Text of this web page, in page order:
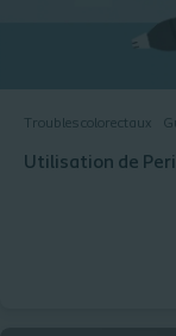
Troubles colorectaux
Utilisation de